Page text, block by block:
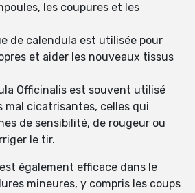
les coupures et les
de calendula est utilisée pour
et aider les nouveaux tissus
Officinalis est souvent utilisé
mal cicatrisantes, celles qui
de sensibilité, de rougeur ou
le tir.
également efficace dans le
mineures, y compris les coups